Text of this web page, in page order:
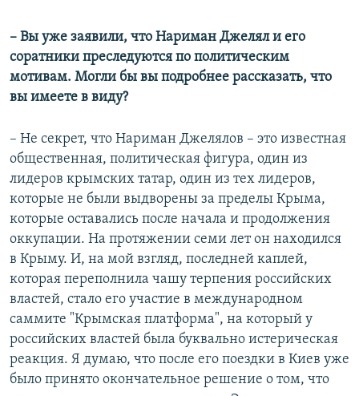
– Вы уже заявили, что Нариман Джелял и его
соратники преследуются по политическим
мотивам. Могли бы вы подробнее рассказать, что
вы имеете в виду?
– Не секрет, что Нариман Джелялов – это известная
общественная, политическая фигура, один из
лидеров крымских татар, один из тех лидеров,
которые не были выдворены за пределы Крыма,
которые оставались после начала и продолжения
оккупации. На протяжении семи лет он находился
в Крыму. И, на мой взгляд, последней каплей,
которая переполнила чашу терпения российских
властей, стало его участие в международном
саммите "Крымская платформа", на который у
российских властей была буквально истерическая
реакция. Я думаю, что после его поездки в Киев уже
было принято окончательное решение о том, что